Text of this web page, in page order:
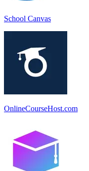
School Canvas
OnlineCourseHost.com